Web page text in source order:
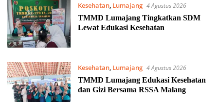
Kesehatan, Lumajang 4 Agustus 2026
TMMD Lumajang Tingkatkan SDM
Lewat Edukasi Kesehatan
Kesehatan, Lumajang 4 Agustus 2026
TMMD Lumajang Edukasi Kesehatan
dan Gizi Bersama RSSA Malang